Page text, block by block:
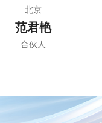
北京
范君艳
合伙人